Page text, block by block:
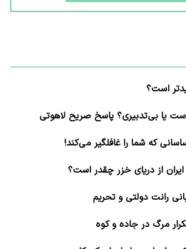
است؟
یا بی‌تدبیری؟ پاسخ صریح لاهوتی
از دریای خزر چقدر است؟
رانت دولتی و تحریم
مرگ در جاده و کوه